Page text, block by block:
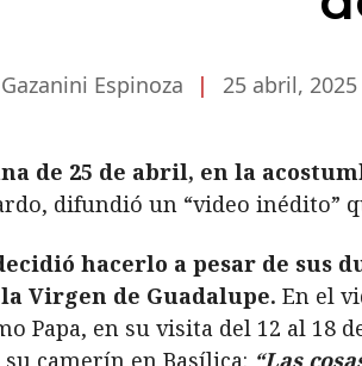
Espinoza | 25 abril, 2025
de 25 de abril, en la
difundió un “video inédito”
hacerlo a pesar de sus
Virgen de Guadalupe. En el
Papa, en su visita del 12 al 18
camerín en Basílica: “Las